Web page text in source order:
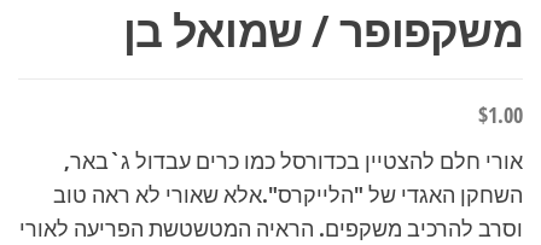
משקפופר / שמואל בן
$1.00
אורי חלם להצטיין בכדורסל כמו כרים עבדול ג`באר,
השחקן האגדי של "הלייקרס".אלא שאורי לא ראה טוב
וסרב להרכיב משקפים. הראיה המטשטשת הפריעה לאורי